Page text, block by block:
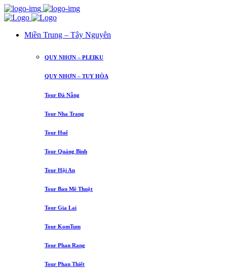
Miền Trung – Tây Nguyên
QUY NHƠN – PLEIKU
QUY NHƠN – TUY HÒA
Tour Đà Nẵng
Tour Nha Trang
Tour Huế
Tour Quảng Bình
Tour Hội An
Tour Ban Mê Thuột
Tour Gia Lai
Tour KomTum
Tour Phan Rang
Tour Phan Thiết